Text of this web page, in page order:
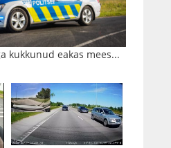
kukkunud eakas mees...